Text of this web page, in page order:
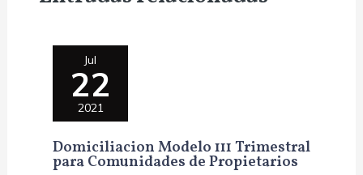
Jul
22
2021
Domiciliacion Modelo 111 Trimestral
para Comunidades de Propietarios